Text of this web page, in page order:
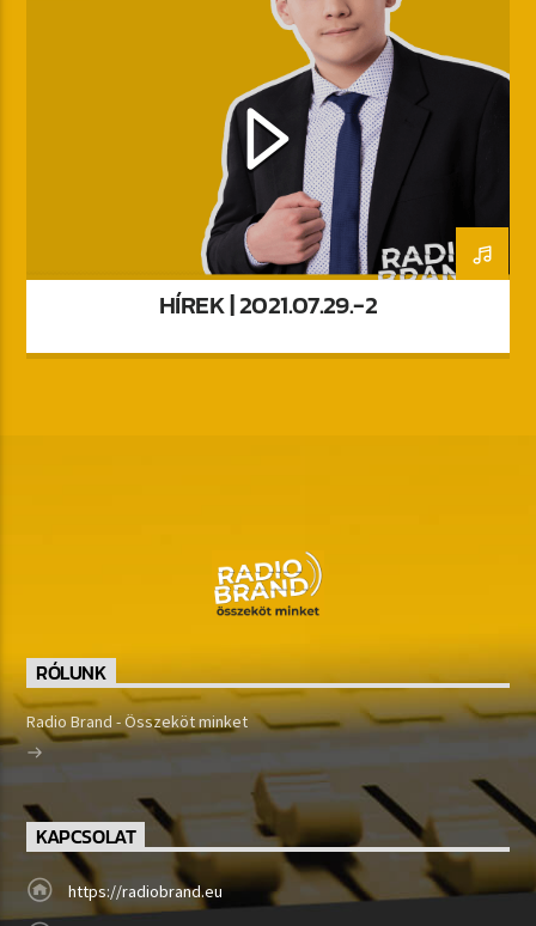
HÍREK | 2021.07.29.-2
RÓLUNK
Radio Brand - Összeköt minket
KAPCSOLAT
https://radiobrand.eu